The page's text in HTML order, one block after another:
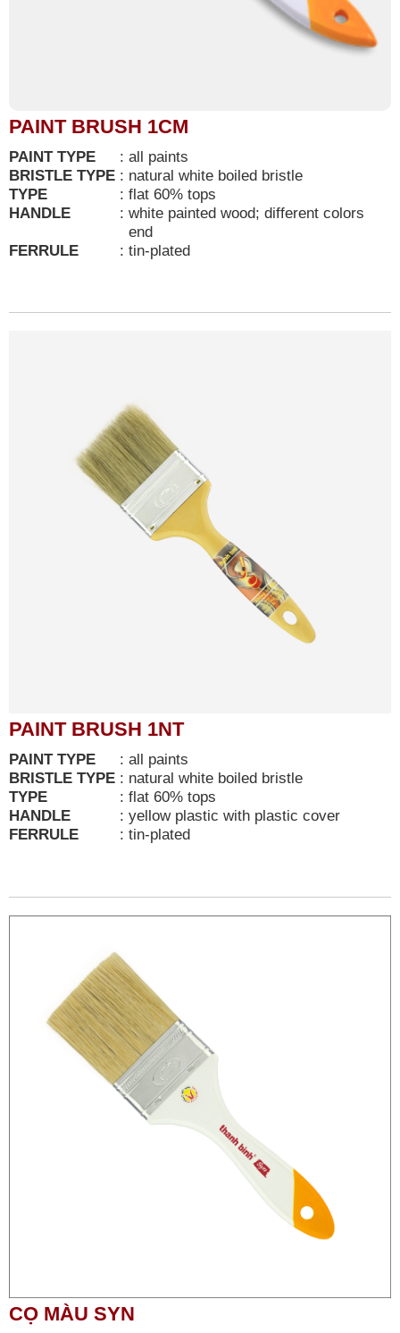
PAINT BRUSH 1CM
PAINT TYPE : all paints
BRISTLE TYPE : natural white boiled bristle
TYPE
: flat 60% tops
HANDLE
: white painted wood; different colors
end
FERRULE
: tin-plated
PAINT BRUSH 1NT
PAINT TYPE : all paints
BRISTLE TYPE : natural white boiled bristle
TYPE
: flat 60% tops
HANDLE
: yellow plastic with plastic cover
FERRULE
: tin-plated
CỌ MÀU SYN